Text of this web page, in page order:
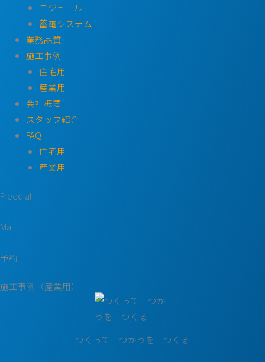
モジュール
蓄電システム
業務品質
施工事例
住宅用
産業用
会社概要
スタッフ紹介
FAQ
住宅用
産業用
Freedial
Mail
予約
施工事例（産業用）
つくって つかうを つくる